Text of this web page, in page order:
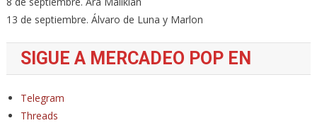
13 de septiembre. Álvaro de Luna y Marlon
SIGUE A MERCADEO POP EN
Telegram
Threads